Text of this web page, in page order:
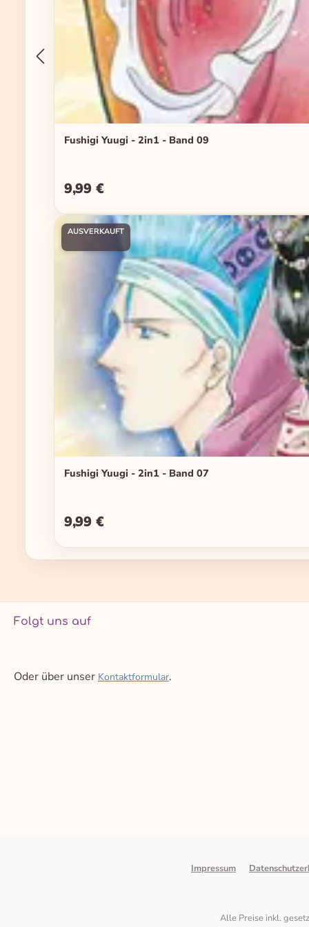
Fushigi Yuugi - 2in1 - Band 09
Regulärer Preis:
9,99 €
AUSVERKAUFT
Fushigi Yuugi - 2in1 - Band 07
Regulärer Preis:
9,99 €
Folgt uns auf
Oder über unser Kontaktformular.
Impressum
Alle Preise inkl.